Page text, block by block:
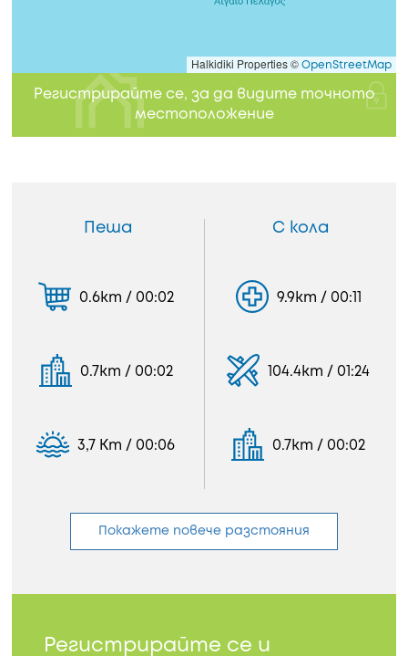
Halkidiki Properties © OpenStreetMap
Регистрирайте се, за да видите точното
местоположение
Пеша
0.6km / 00:02
0.7km / 00:02
3,7 Km / 00:06
С кола
9.9km / 00:11
104.4km / 01:24
0.7km / 00:02
Покажете повече разстояния
Регистрирайте се и